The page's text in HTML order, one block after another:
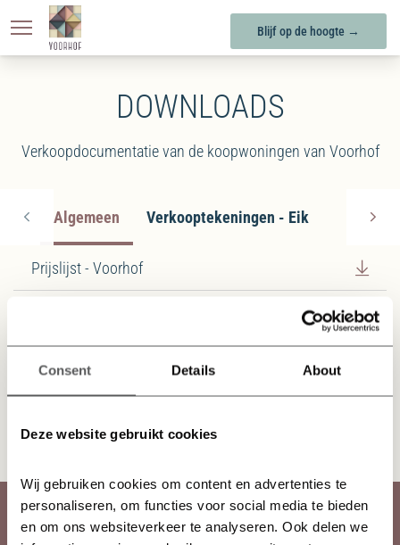
Consent Details About
Deze website gebruikt cookies
Wij gebruiken cookies om content en advertenties te
personaliseren, om functies voor social media te bieden
en om ons websiteverkeer te analyseren. Ook delen we
Blijf op de hoogte →
DOWNLOADS
Verkoopdocumentatie van de koopwoningen van Voorhof
Algemeen Verkooptekeningen - Eik
Prijslijst - Voorhof
BERKEL-ENSCHOT